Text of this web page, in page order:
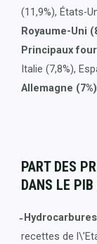
(11,9%), États-
Royaume-Uni
Principaux
Italie (7,8%),
Allemagne
PART DES
DANS LE
recettes de